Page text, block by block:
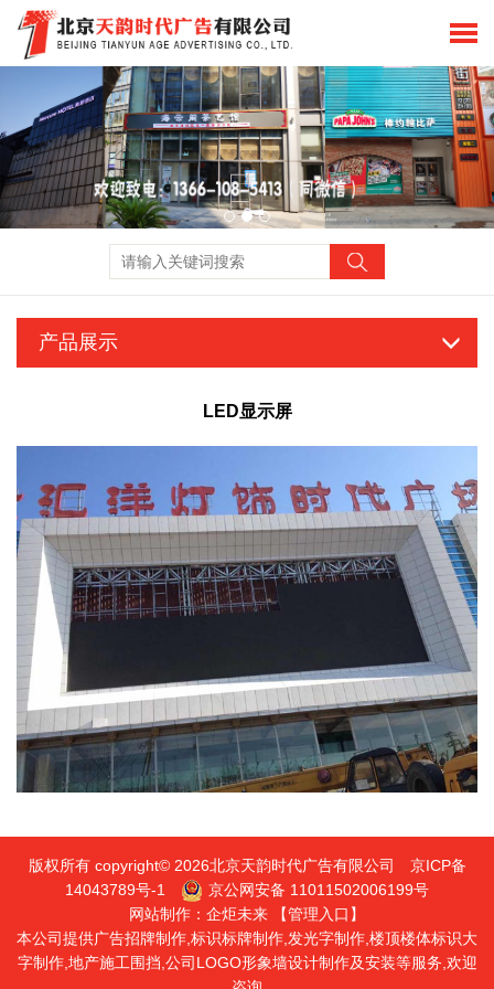
产品展示
LED显示屏
版权所有 copyright© 2026北京天韵时代广告有限公司 京ICP备
14043789号-1
京公网安备 11011502006199号
网站制作： 企炬未来
【管理入口】
本公司提供广告招牌制作,标识标牌制作,发光字制作,楼顶楼体标识大
字制作,地产施工围挡,公司LOGO形象墙设计制作及安装等服务,欢迎